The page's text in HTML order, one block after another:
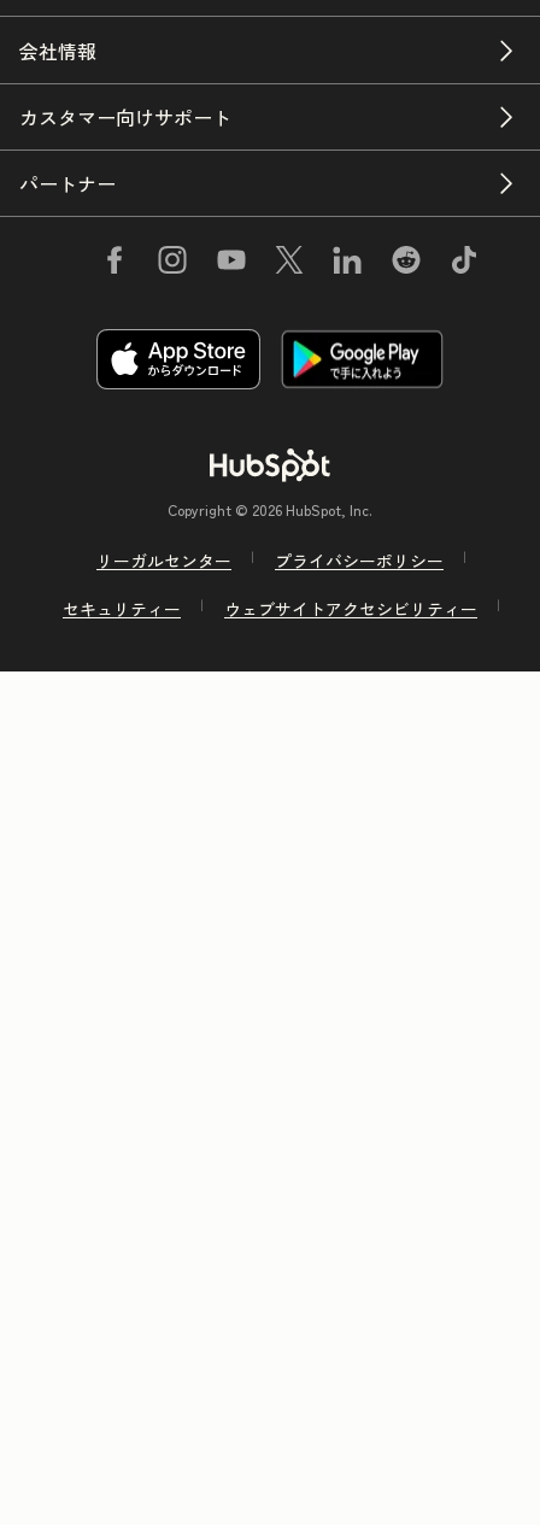
会社情報
カスタマー向けサポート
パートナー
Copyright © 2026 HubSpot, Inc.
リーガルセンター
プライバシーポリシー
セキュリティー
ウェブサイトアクセシビリティー